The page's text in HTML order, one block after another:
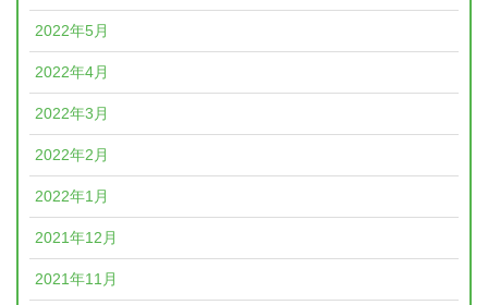
2022年5月
2022年4月
2022年3月
2022年2月
2022年1月
2021年12月
2021年11月